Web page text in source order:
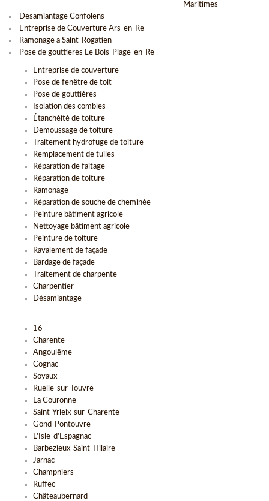
Maritimes
Desamiantage Confolens
Entreprise de Couverture Ars-en-Re
Ramonage a Saint-Rogatien
Pose de gouttieres Le Bois-Plage-en-Re
Entreprise de couverture
Pose de fenêtre de toit
Pose de gouttières
Isolation des combles
Étanchéité de toiture
Demoussage de toiture
Traitement hydrofuge de toiture
Remplacement de tuiles
Réparation de faitage
Réparation de toiture
Ramonage
Réparation de souche de cheminée
Peinture bâtiment agricole
Nettoyage bâtiment agricole
Peinture de toiture
Ravalement de façade
Bardage de façade
Traitement de charpente
Charpentier
Désamiantage
16
Charente
Angoulême
Cognac
Soyaux
Ruelle-sur-Touvre
La Couronne
Saint-Yrieix-sur-Charente
Gond-Pontouvre
L'Isle-d'Espagnac
Barbezieux-Saint-Hilaire
Jarnac
Champniers
Ruffec
Châteaubernard